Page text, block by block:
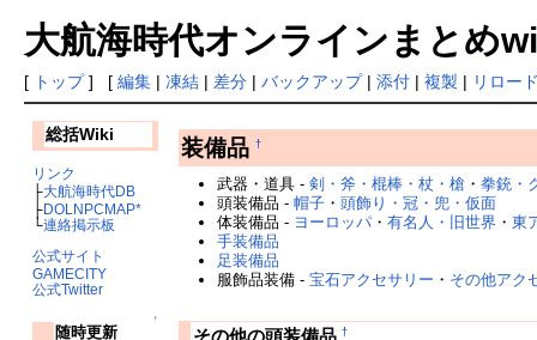
大航海時代オンラインまとめ
[ トップ] [ 編集| 凍結| 差分| バックアップ| 添付| 複製 | リロー
総括Wiki
リンク
├大航海時代DB
├DOLNPCMAP*
└連絡掲示板
公式サイト
GAMECITY
公式Twitter
↑
随時更新
装備品 †
武器・道具 -剣・斧・棍棒・杖・槍 ・拳銃・
頭装備品 -帽子 ・頭飾り・冠・兜・仮面
体装備品 - ヨーロッパ ・有名人・旧世界 ・東
手装備品
足装備品
服飾品装備 -宝石アクセサリー ・ その他アク
その他の頭装備品 †